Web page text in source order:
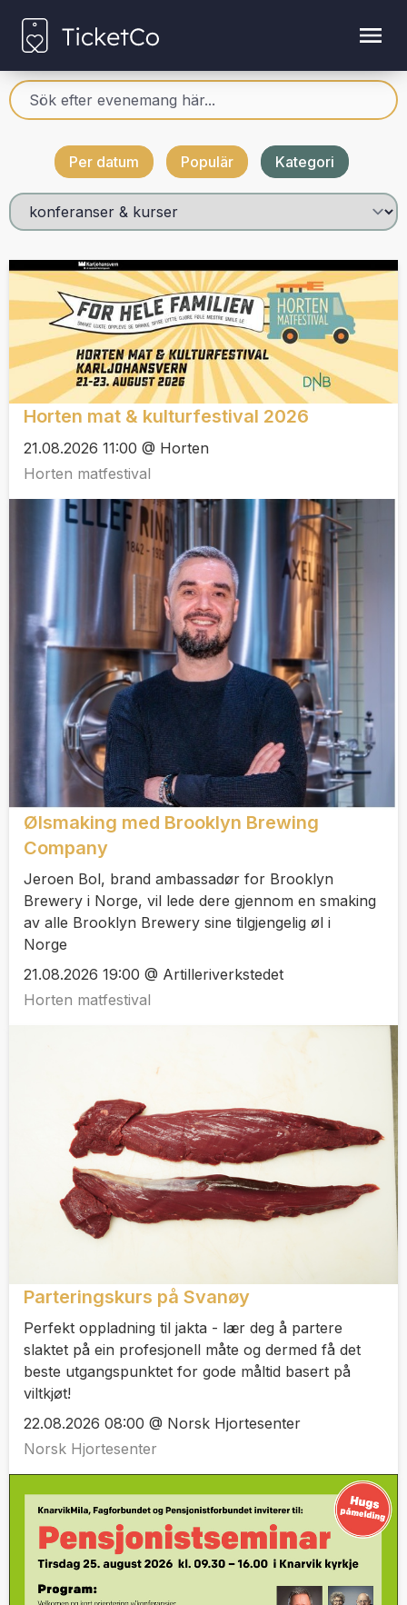
Per datum Populär Kategori
Horten mat & kulturfestival 2026
21.08.2026 11:00 @ Horten
Horten matfestival
Ølsmaking med Brooklyn Brewing
Company
Jeroen Bol, brand ambassadør for Brooklyn
Brewery i Norge, vil lede dere gjennom en smaking
av alle Brooklyn Brewery sine tilgjengelig øl i
Norge
21.08.2026 19:00 @ Artilleriverkstedet
Horten matfestival
Parteringskurs på Svanøy
Perfekt oppladning til jakta - lær deg å partere
slaktet på ein profesjonell måte og dermed få det
beste utgangspunktet for gode måltid basert på
viltkjøt!
22.08.2026 08:00 @ Norsk Hjortesenter
Norsk Hjortesenter